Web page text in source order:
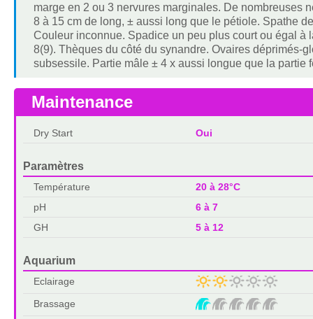
marge en 2 ou 3 nervures marginales. De nombreuses
8 à 15 cm de long, ± aussi long que le pétiole. Spathe
Couleur inconnue. Spadice un peu plus court ou égal à
8(9). Thèques du côté du synandre. Ovaires déprimés-
subsessile. Partie mâle ± 4 x aussi longue que la partie
Maintenance
Dry Start Oui
Paramètres
Température
20 à 28°C
pH
6 à 7
GH
5 à 12
Aquarium
Eclairage
Brassage